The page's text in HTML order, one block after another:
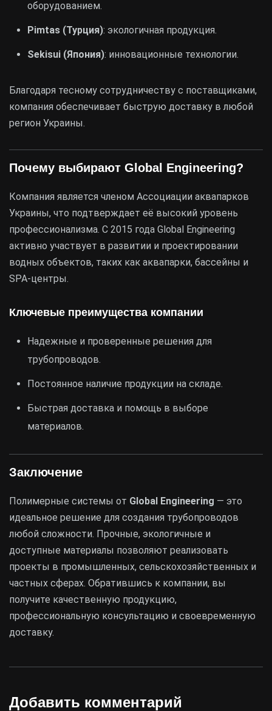
оборудованием.
Pimtas (Турция): экологичная продукция.
Sekisui (Япония): инновационные технологии.
Благодаря тесному сотрудничеству с поставщиками,
компания обеспечивает быструю доставку в любой
регион Украины.
Почему выбирают Global Engineering?
Компания является членом Ассоциации аквапарков
Украины, что подтверждает её высокий уровень
профессионализма. С 2015 года Global Engineering
активно участвует в развитии и проектировании
водных объектов, таких как аквапарки, бассейны и
SPA-центры.
Ключевые преимущества компании
Надежные и проверенные решения для
трубопроводов.
Постоянное наличие продукции на складе.
Быстрая доставка и помощь в выборе
материалов.
Заключение
Полимерные системы от Global Engineering — это
идеальное решение для создания трубопроводов
любой сложности. Прочные, экологичные и
доступные материалы позволяют реализовать
проекты в промышленных, сельскохозяйственных и
частных сферах. Обратившись к компании, вы
получите качественную продукцию,
профессиональную консультацию и своевременную
доставку.
Добавить комментарий